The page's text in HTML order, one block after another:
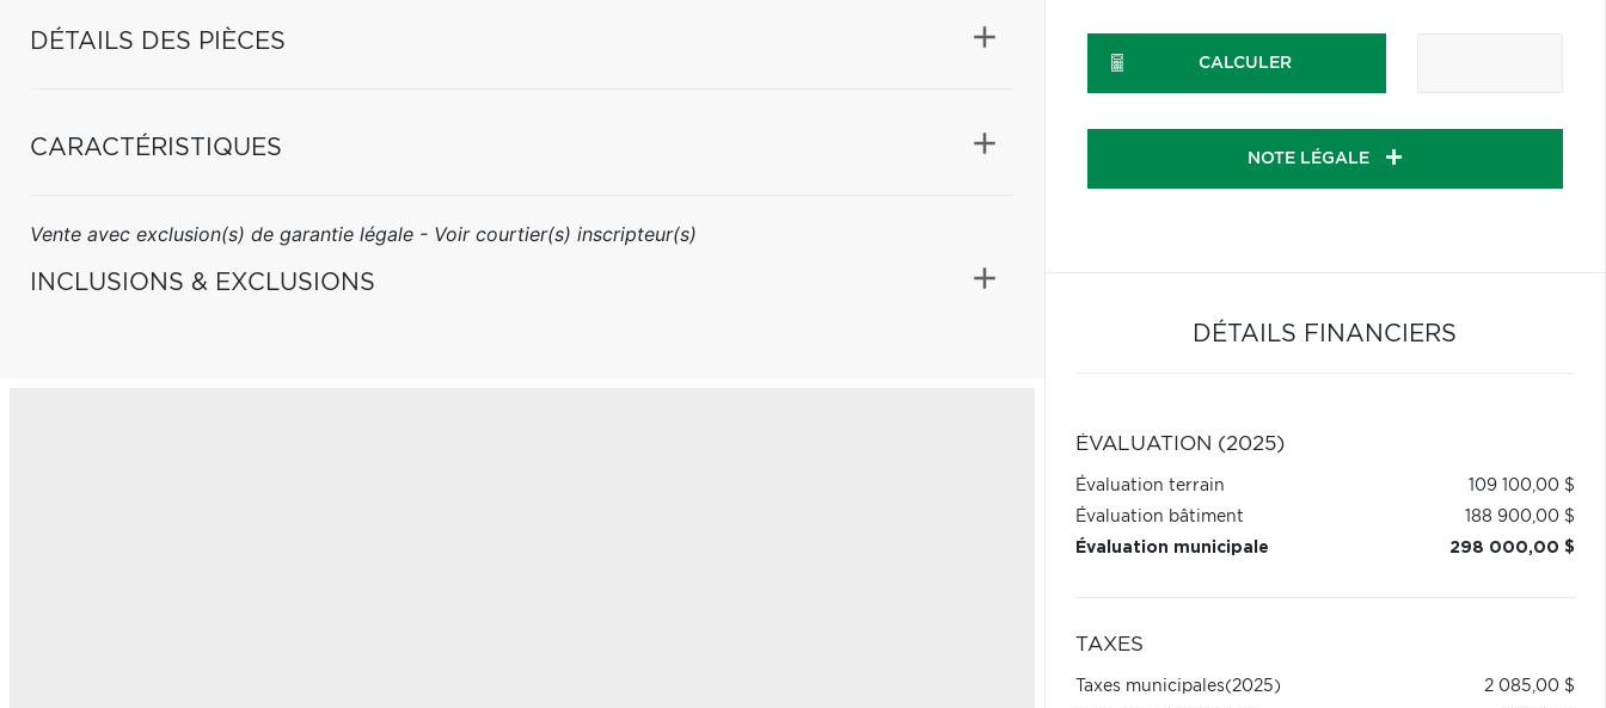
DÉTAILS DES PIÈCES
CARACTÉRISTIQUES
Vente avec exclusion(s) de garantie légale - Voir courtier(s) inscripteur(s)
INCLUSIONS & EXCLUSIONS
CALCULER
NOTE LÉGALE
DÉTAILS FINANCIERS
ÉVALUATION (2025)
Évaluation terrain
109 100,00 $
Évaluation bâtiment
188 900,00 $
Évaluation municipale
298 000,00 $
TAXES
Taxes municipales(2025)
2 085,00 $